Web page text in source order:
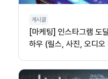
게시글
[마케팅] 인스타그램 도
하우 (릴스, 사진, 오디오